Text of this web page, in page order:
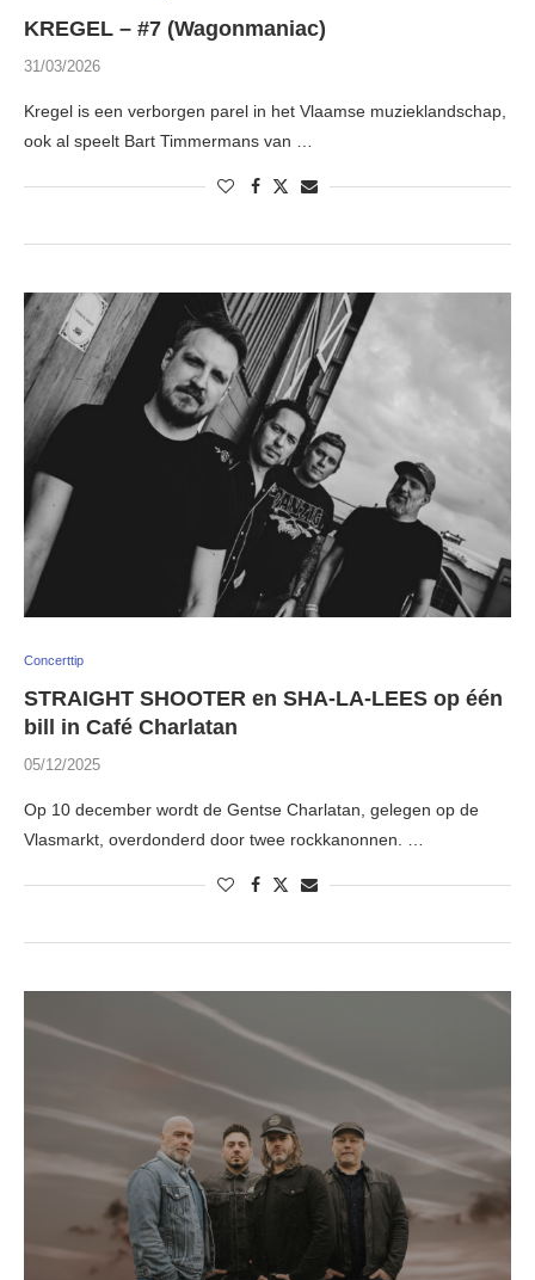
KREGEL – #7 (Wagonmaniac)
31/03/2026
Kregel is een verborgen parel in het Vlaamse muzieklandschap,
ook al speelt Bart Timmermans van …
Concerttip
STRAIGHT SHOOTER en SHA-LA-LEES op één
bill in Café Charlatan
05/12/2025
Op 10 december wordt de Gentse Charlatan, gelegen op de
Vlasmarkt, overdonderd door twee rockkanonnen. …